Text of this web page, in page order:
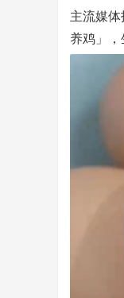
主流媒
养鸡」